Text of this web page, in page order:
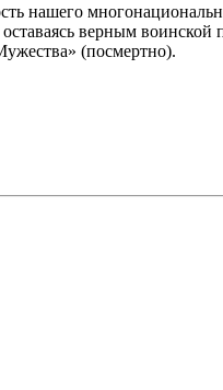
нашего
верным воинской
(посмертно).